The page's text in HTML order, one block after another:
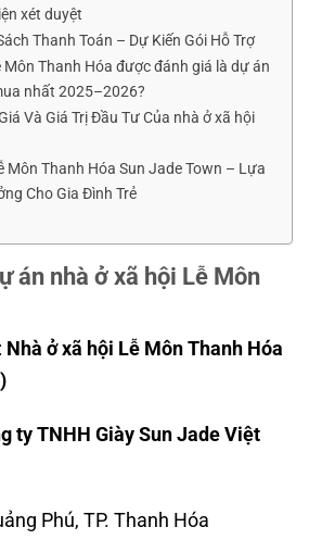
xét duyệt
Thanh Toán – Dự Kiến Gói Hỗ Trợ
Môn Thanh Hóa được đánh giá là dự án
nhất 2025–2026?
Và Giá Trị Đầu Tư Của nhà ở xã hội
Môn Thanh Hóa Sun Jade Town – Lựa
Cho Gia Đình Trẻ
án nhà ở xã hội Lễ Môn
Nhà ở xã hội Lễ Môn Thanh Hóa
ty TNHH Giày Sun Jade Việt
Phú, TP. Thanh Hóa